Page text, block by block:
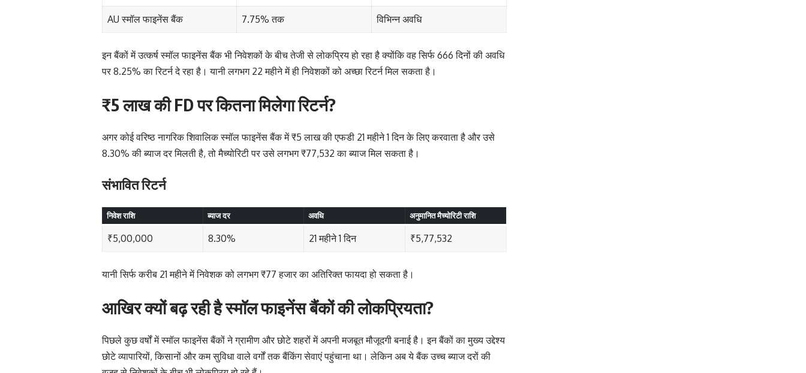
AU स्मॉल फाइनेंस बैंक 7.75% तक विभिन्न अवधि
इन बैंकों में उत्कर्ष स्मॉल फाइनेंस बैंक भी निवेशकों के बीच तेजी से लोकप्रिय हो रहा है क्योंकि वह सिर्फ 666 दिनों की अवधि
पर 8.25% का रिटर्न दे रहा है। यानी लगभग 22 महीने में ही निवेशकों को अच्छा रिटर्न मिल सकता है।
₹5 लाख की FD पर कितना मिलेगा रिटर्न?
अगर कोई वरिष्ठ नागरिक शिवालिक स्मॉल फाइनेंस बैंक में ₹5 लाख की एफडी 21 महीने 1 दिन के लिए करवाता है और उसे
8.30% की ब्याज दर मिलती है, तो मैच्योरिटी पर उसे लगभग ₹77,532 का ब्याज मिल सकता है।
संभावित रिटर्न
निवेश राशि ब्याज दर अवधि अनुमानित मैच्योरिटी राशि
₹5,00,000 8.30% 21 महीने 1 दिन ₹5,77,532
यानी सिर्फ करीब 21 महीने में निवेशक को लगभग ₹77 हजार का अतिरिक्त फायदा हो सकता है।
आखिर क्यों बढ़ रही है स्मॉल फाइनेंस बैंकों की लोकप्रियता?
पिछले कुछ वर्षों में स्मॉल फाइनेंस बैंकों ने ग्रामीण और छोटे शहरों में अपनी मजबूत मौजूदगी बनाई है। इन बैंकों का मुख्य उद्देश्य
छोटे व्यापारियों, किसानों और कम सुविधा वाले वर्गों तक बैंकिंग सेवाएं पहुंचाना था। लेकिन अब ये बैंक उच्च ब्याज दरों की